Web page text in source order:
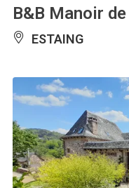
B&B Manoir
ESTAING